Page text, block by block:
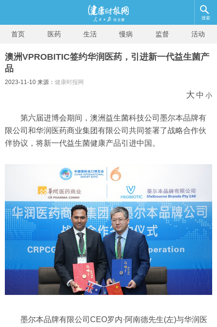
搜索
首页 医药 生活 慢病 监督 活动
澳洲VPROBITIC签约华润医药，引进新一代益生菌产
品
2023-11-10 来源： 健康时报网
大 中 小
第六届进博会期间，澳洲益生菌科技公司墨尔本品牌有
限公司和华润医药商业集团有限公司共同签署了战略合作伙
伴协议，将新一代益生菌健康产品引进中国。
墨尔本品牌有限公司CEO罗内·阿南德先生(左)与华润医